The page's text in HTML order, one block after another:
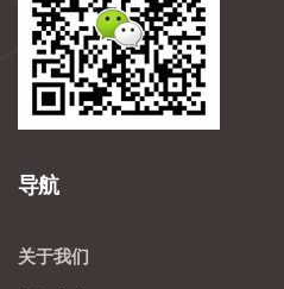
导航
关于我们